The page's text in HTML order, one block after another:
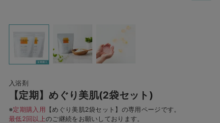
入浴剤
【定期】めぐり美肌(2袋セット)
※定期購入用 【めぐり美肌2袋セット】の専用ページです。
最低2回以上のご継続をお願いしております。